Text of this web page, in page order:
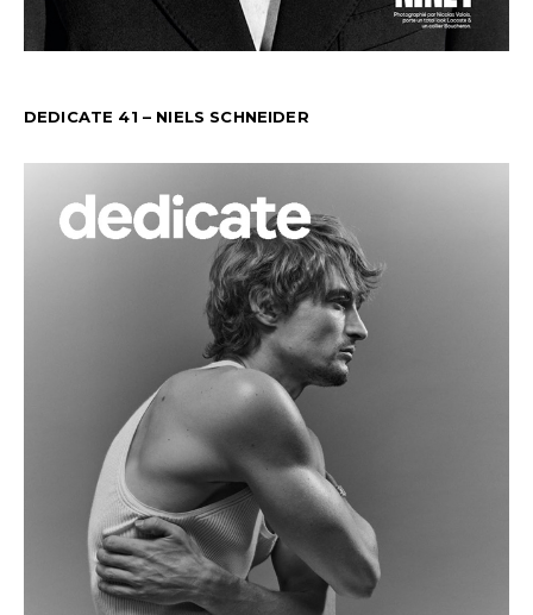
DEDICATE 41 – NIELS SCHNEIDER